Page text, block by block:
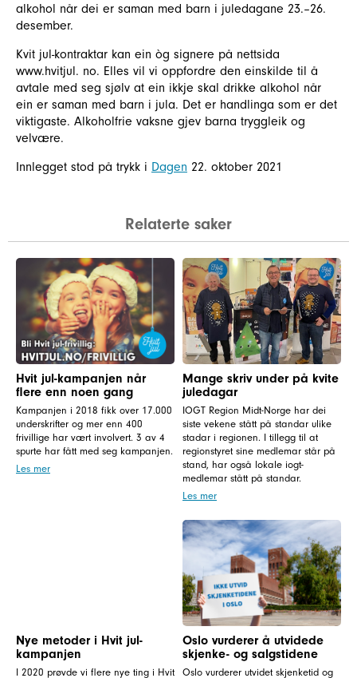
alkohol når dei er saman med barn i juledagane 23.–26.
desember.
Kvit jul-kontraktar kan ein òg signere på nettsida
www.hvitjul. no. Elles vil vi oppfordre den einskilde til å
avtale med seg sjølv at ein ikkje skal drikke alkohol når
ein er saman med barn i jula. Det er handlinga som er det
viktigaste. Alkoholfrie vaksne gjev barna tryggleik og
velvære.
Innlegget stod på trykk i Dagen 22. oktober 2021
Relaterte saker
Hvit jul-kampanjen når
flere enn noen gang
Kampanjen i 2018 fikk over 17.000
underskrifter og mer enn 400
frivillige har vært involvert. 3 av 4
spurte har fått med seg kampanjen.
Les mer
Mange skriv under på kvite
juledagar
IOGT Region Midt-Norge har dei
siste vekene stått på standar ulike
stadar i regionen. I tillegg til at
regionstyret sine medlemar står på
stand, har også lokale iogt-
medlemar stått på standar.
Les mer
Nye metoder i Hvit jul-
kampanjen
I 2020 prøvde vi flere nye ting i Hvit
Oslo vurderer å utvidede
skjenke- og salgstidene
Oslo vurderer utvidet skjenketid og